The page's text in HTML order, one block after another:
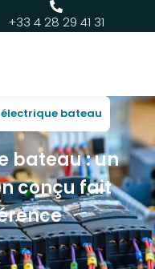
+33 4 28 29 41 31
bateau
bateau : un
conçu fait